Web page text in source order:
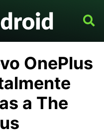
OnePlus
a The